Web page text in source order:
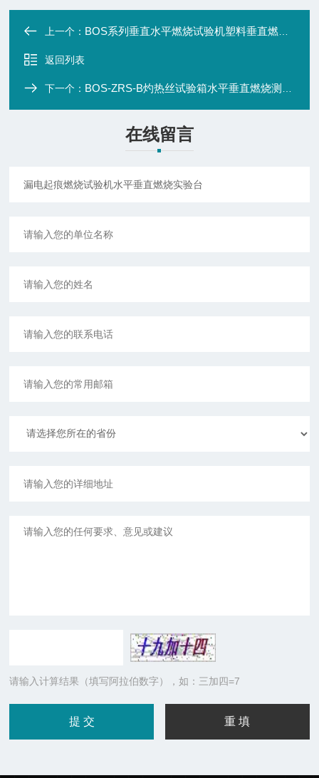
上一个： BOS系列垂直水平燃烧试验机塑料垂直燃烧阻燃试验箱
返回列表
下一个： BOS-ZRS-B灼热丝试验箱水平垂直燃烧测试验仪
在线留言
请输入计算结果（填写阿拉伯数字），如：三加四=7